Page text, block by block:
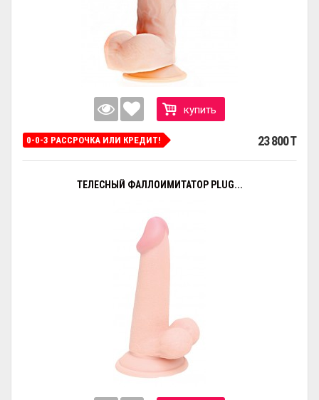
купить
0-0-3 РАССРОЧКА ИЛИ КРЕДИТ! 23 800 T
ТЕЛЕСНЫЙ ФАЛЛОИМИТАТОР PLUG...